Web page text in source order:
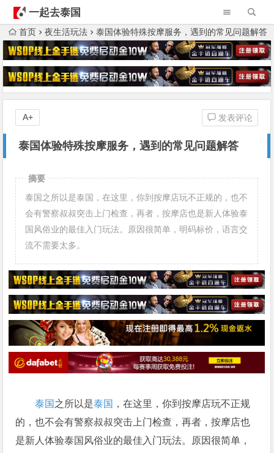
一起去泰国
首页 夜生活玩法 泰国体验特殊按摩服务，遇到的常见问题解答
泰国体验特殊按摩服务，遇到的常见问题解答
发表评论
A+
摘要
泰国之所以是泰国，在这里，你到按摩店玩不正规的，也不
会有警察叔叔突击上门检查，再者，按摩店也是新人体验泰
国风俗业的最佳入门玩法。原因很简单，明码标价，语言交
流不需要太多。
泰国 之所以是泰国 ，在这里，你到按摩店玩不正规
的，也不会有警察叔叔突击上门检查，再者，按摩店也
是新人体验泰国风俗业的最佳入门玩法。原因很简单，